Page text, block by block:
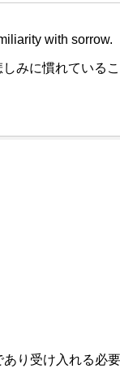
with sorrow.
みに慣れているこ
り受け入れる必